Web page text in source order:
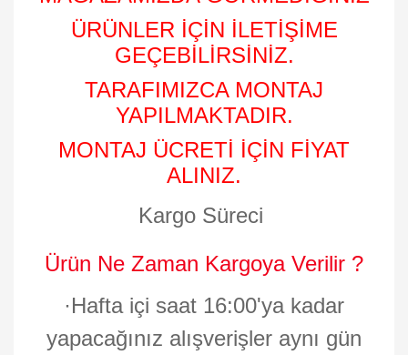
ÜRÜNLER İÇİN İLETİŞİME
GEÇEBİLİRSİNİZ.
TARAFIMIZCA MONTAJ
YAPILMAKTADIR.
MONTAJ ÜCRETİ İÇİN FİYAT
ALINIZ.
Kargo Süreci
Ürün Ne Zaman Kargoya Verilir ?
·Hafta içi saat 16:00'ya kadar
yapacağınız alışverişler aynı gün